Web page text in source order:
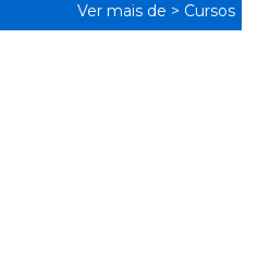
Ver mais de > Cursos